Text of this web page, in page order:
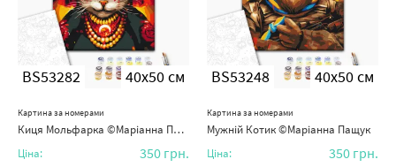
BS53282 40x50 см
Картина за номерами
Киця Мольфарка ©Маріанна Пащук
Ціна: 350 грн.
BS53248 40x50 см
Картина за номерами
Мужній Котик ©Маріанна Пащук
Ціна: 350 грн.